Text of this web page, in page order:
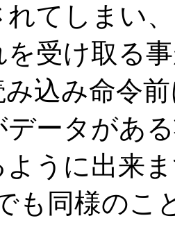
れてしまい
を受け取る
み込み命令
ータがあ
うに出来
も同様のこ